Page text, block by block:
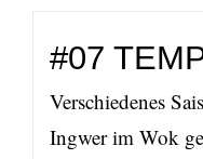
#07
Verschiedenes
Ingwer im Wok